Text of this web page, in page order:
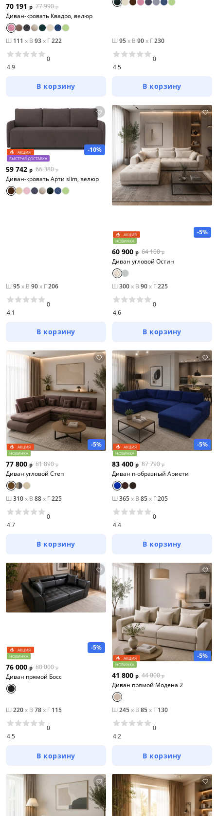
70 191 р 77 990 р
Диван-кровать Квадро, велюр
Ш 111 x В 93x Г222
4.9
0
В корзину
Ш 95x В 90x Г230
4.5
0
В корзину
-10%
АКЦИЯ
БЫСТРАЯ ДОСТАВКА
59 742 р 66 380 р
Диван-кровать Арти slim, велюр
Ш 95x В 90x Г206
4.1
0
В корзину
-5%
АКЦИЯ
НОВИНКА
60 900 р 64 100 р
Диван угловой Остин
Ш 300x В 90x Г225
4.6
0
В корзину
-5%
АКЦИЯ
НОВИНКА
77 800 р 81 890 р
Диван угловой Степ
Ш 310x В 88x Г225
4.7
0
В корзину
-5%
АКЦИЯ
НОВИНКА
83 400 р 87 790 р
Диван п-образный Ариети
Ш 365x В 85x Г205
4.4
0
В корзину
-5%
АКЦИЯ
НОВИНКА
76 000 р 80 000 р
Диван прямой Босс
Ш 220x В 78x Г 115
4.5
0
В корзину
-5%
АКЦИЯ
НОВИНКА
41 800 р 44 000 р
Диван прямой Модена 2
Ш 245x В 85x Г 130
4.2
0
В корзину